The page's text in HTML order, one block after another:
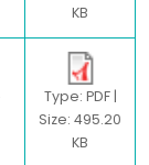
KB
Type: PDF |
Size: 495.20
KB